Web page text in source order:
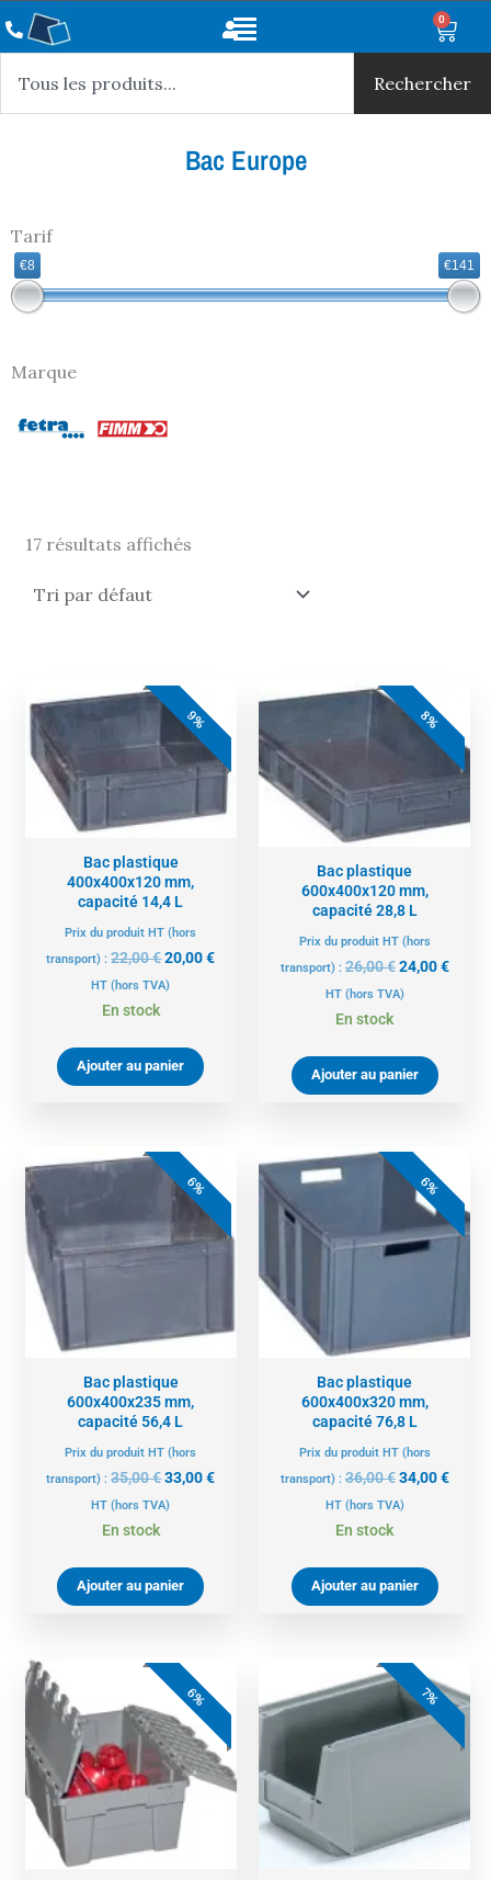
Aller
contenu
Main
0
Rechercher
Bac Europe
Tarif
€8 €141
Marque
17 résultats affichés
9%
Bac plastique
400x400x120 mm,
capacité 14,4 L
Prix du produit HT (hors
transport) :22,00€
Le
prix
initial
était :
22,00 €.
20,00€
actuel
est :
20,00 €.
HT (hors TVA)
En stock
Ajouter au panier
8%
Bac plastique
600x400x120 mm,
capacité 28,8 L
Prix du produit HT (hors
transport) :26,00€
Le
prix
initial
26,00 €.
24,00€
actuel
est :
24,00
HT (hors TVA)
En stock
Ajouter au panier
6%
Bac plastique
600x400x235 mm,
capacité 56,4 L
Prix du produit HT (hors
transport) :35,00€
Le
prix
initial
35,00 €.
33,00€
actuel
est :
HT (hors TVA)
En stock
Ajouter au panier
6%
Bac plastique
600x400x320 mm,
capacité 76,8 L
Prix du produit HT (hors
transport) :36,00€
Le
prix
initial
était :
36,00 €.
34,00€
actuel
est :
HT (hors TVA)
En stock
Ajouter au panier
6%
Le
prix
initial
était :
48,00 €.
actuel
est :
45,00 €.
7%
Le
prix
initial
prix
actuel
est :